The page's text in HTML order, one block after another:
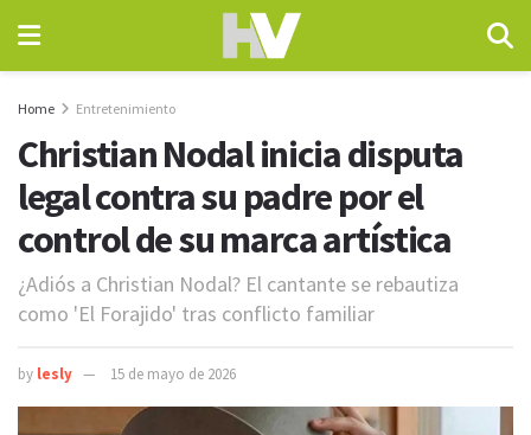
Home Entretenimiento
Christian Nodal inicia disputa
legal contra su padre por el
control de su marca artística
¿Adiós a Christian Nodal? El cantante se rebautiza
como 'El Forajido' tras conflicto familiar
by lesly 15 de mayo de 2026